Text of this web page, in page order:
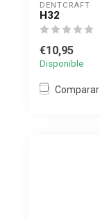
DENTCRAFT
H32
€10,95
Disponible
Comparar